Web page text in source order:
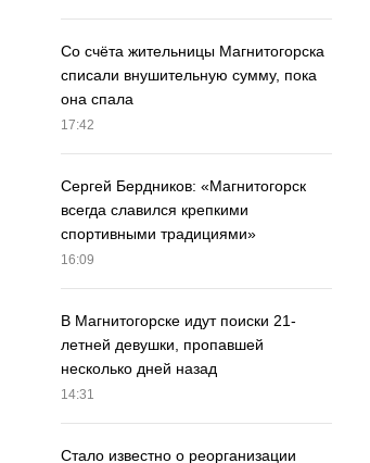
Со счёта жительницы Магнитогорска
списали внушительную сумму, пока
она спала
17:42
Сергей Бердников: «Магнитогорск
всегда славился крепкими
спортивными традициями»
16:09
В Магнитогорске идут поиски 21-
летней девушки, пропавшей
несколько дней назад
14:31
Стало известно о реорганизации